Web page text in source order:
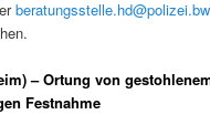
– Ortung von
Festnahme